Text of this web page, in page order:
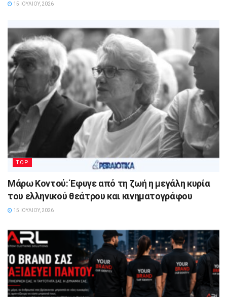
15 ΙΟΥΛΊΟΥ, 2026
TOP
Μάρω Κοντού: Έφυγε από τη ζωή η μεγάλη κυρία
του ελληνικού θεάτρου και κινηματογράφου
15 ΙΟΥΛΊΟΥ, 2026